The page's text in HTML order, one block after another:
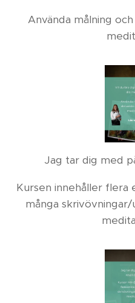
Använda målning
Jag tar dig med
Kursen innehåller flera
många